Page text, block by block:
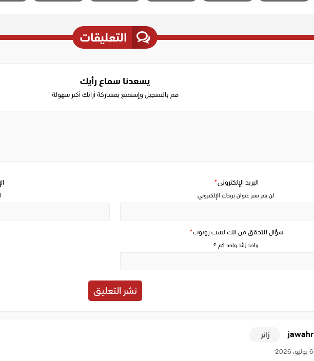
التعليقات
يسعدنا سماع رأيك
قم بالتسجيل وإستمتع بمشاركة أرائك أكثر سهولة
سؤال للتحقق من انك لست روبوت*
واحد زائد واحد كم ؟
البريد الإلكتروني*
لن يتم نشر عنوان بريدك الإلكتروني
jawahr زائر
6 يوليو، 2026